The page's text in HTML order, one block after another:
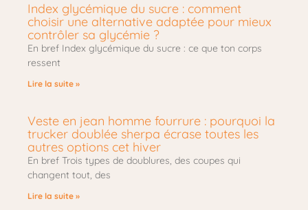
Index glycémique du sucre : comment
choisir une alternative adaptée pour mieux
contrôler sa glycémie ?
En bref Index glycémique du sucre : ce que ton corps
ressent
Lire la suite »
Veste en jean homme fourrure : pourquoi la
trucker doublée sherpa écrase toutes les
autres options cet hiver
En bref Trois types de doublures, des coupes qui
changent tout, des
Lire la suite »